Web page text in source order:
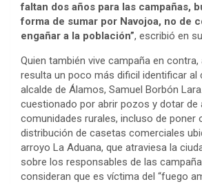
faltan dos años para las campañas,
forma de sumar por Navojoa, no de
engañar a la población”, escribió en
Quien también vive campaña en contra,
resulta un poco más dificil identificar al
alcalde de Álamos, Samuel Borbón
cuestionado por abrir pozos y dotar de
comunidades rurales, incluso de poner
distribución de casetas comerciales
arroyo La Aduana, que atraviesa la
sobre los responsables de las
consideran que es víctima del “fuego